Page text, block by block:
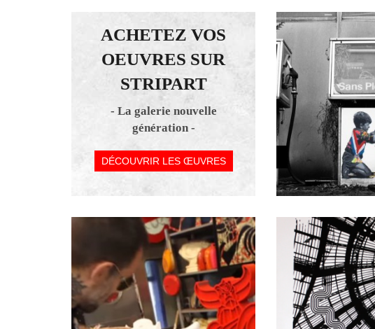
ACHETEZ VOS
OEUVRES SUR
STRIPART
- La galerie nouvelle
génération -
DÉCOUVRIR LES ŒUVRES